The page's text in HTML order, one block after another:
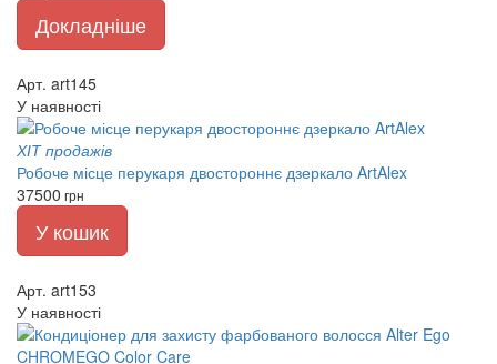
Докладніше
Арт. art145
У наявності
ХІТ продажів
Робоче місце перукаря двостороннє дзеркало ArtAlex
37500 грн
У кошик
Арт. art153
У наявності